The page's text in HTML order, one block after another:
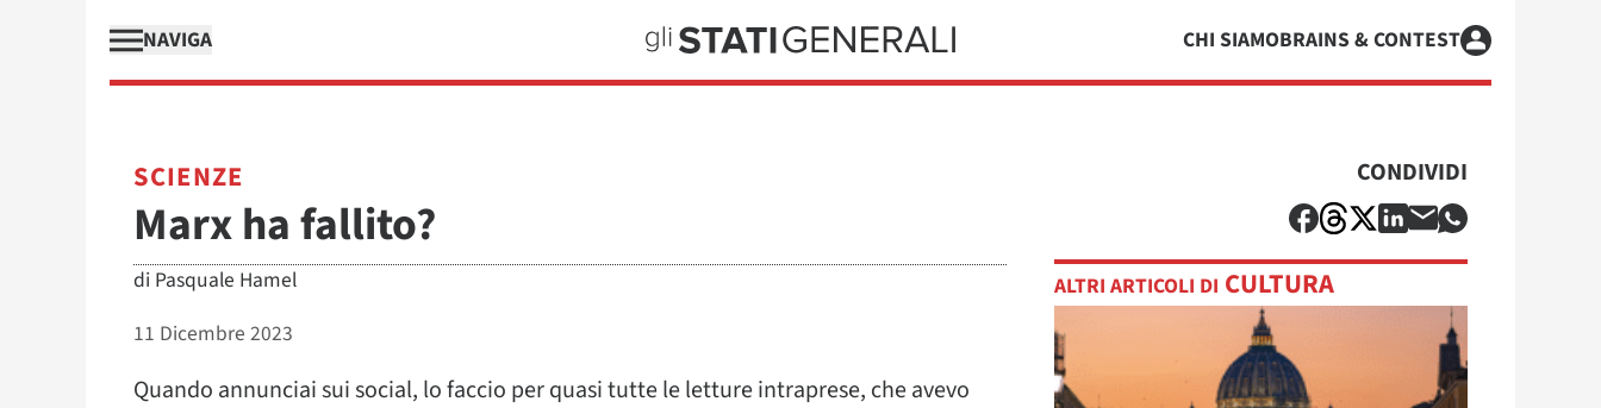
NAVIGA CHI SIAMOBRAINS & CONTEST
SCIENZE
Marx ha fallito?
di Pasquale Hamel
11 Dicembre 2023
Quando annunciai sui social, lo faccio per quasi tutte le letture intraprese, che avevo
CONDIVIDI
ALTRI ARTICOLI DI CULTURA